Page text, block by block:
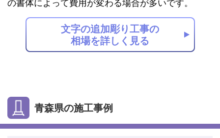
の書体によって費用が変わる場合が多いです。
文字の追加彫り工事の
相場を詳しく見る
青森県の施工事例